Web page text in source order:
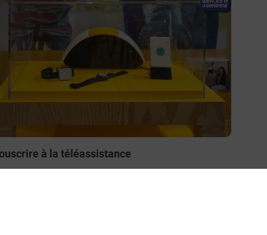
à la téléassistance